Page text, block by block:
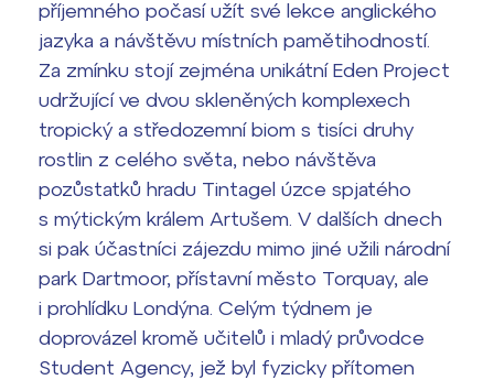
příjemného počasí užít své lekce anglického
jazyka a návštěvu místních pamětihodností.
Za zmínku stojí zejména unikátní Eden Project
udržující ve dvou skleněných komplexech
tropický a středozemní biom s tisíci druhy
rostlin z celého světa, nebo návštěva
pozůstatků hradu Tintagel úzce spjatého
s mýtickým králem Artušem. V dalších dnech
si pak účastníci zájezdu mimo jiné užili národní
park Dartmoor, přístavní město Torquay, ale
i prohlídku Londýna. Celým týdnem je
doprovázel kromě učitelů i mladý průvodce
Student Agency, jež byl fyzicky přítomen